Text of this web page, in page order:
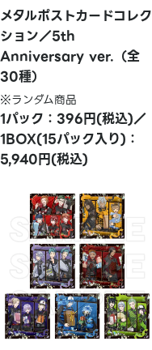
メタルポストカードコレク
ション／5th
Anniversary ver.（全
30種）
※ランダム商品
1パック：396円(税込)／
1BOX(15パック入り)：
5,940円(税込)